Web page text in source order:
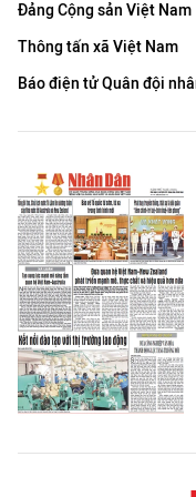
Đảng Cộng sản Việt Nam
Thông tấn xã Việt Nam
Báo điện tử Quân đội